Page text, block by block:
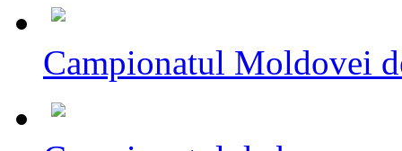
Campionatul Moldovei